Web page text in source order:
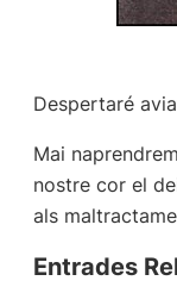
Despertaré
Mai
nostre cor el
als
Entrades